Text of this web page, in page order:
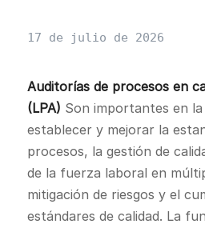
17 de julio de 2026
Auditorías de procesos en
(LPA) Son importantes en
establecer y mejorar la
procesos, la gestión de
de la fuerza laboral en
mitigación de riesgos y el
estándares de calidad. La